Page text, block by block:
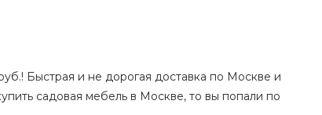
Быстрая и не дорогая доставка по Москве и
садовая мебель в Москве, то вы попали по